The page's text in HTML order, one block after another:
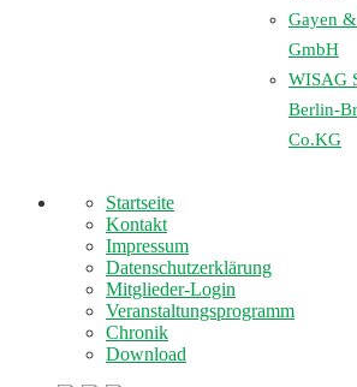
Gayen
GmbH
WISAG
Berlin-
Co.KG
Startseite
Kontakt
Impressum
Datenschutzerklärung
Mitglieder-Login
Veranstaltungsprogramm
Chronik
Download